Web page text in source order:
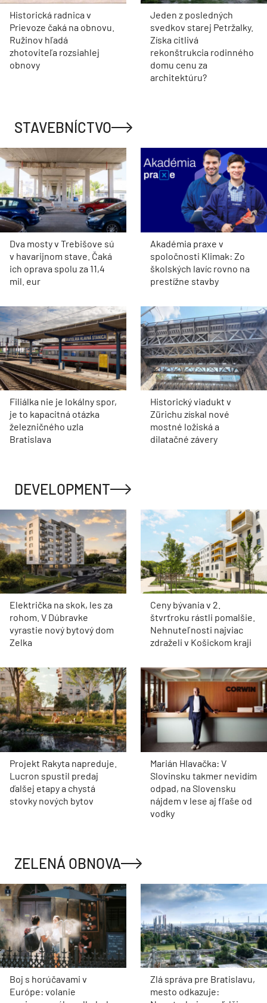
Historická radnica v
Prievoze čaká na obnovu.
Ružinov hľadá
zhotoviteľa rozsiahlej
obnovy
Jeden z posledných
svedkov starej Petržalky.
Získa citlivá
rekonštrukcia rodinného
domu cenu za
architektúru?
STAVEBNÍCTVO
Dva mosty v Trebišove sú
v havarijnom stave. Čaká
ich oprava spolu za 11,4
mil. eur
Akadémia praxe v
spoločnosti Klimak: Zo
školských lavíc rovno na
prestížne stavby
Filiálka nie je lokálny spor,
je to kapacitná otázka
železničného uzla
Bratislava
Historický viadukt v
Zürichu získal nové
mostné ložiská a
dilatačné závery
DEVELOPMENT
Električka na skok, les za
rohom. V Dúbravke
vyrastie nový bytový dom
Zelka
Ceny bývania v 2.
štvrťroku rástli pomalšie.
Nehnuteľnosti najviac
zdraželi v Košickom kraji
Projekt Rakyta napreduje.
Lucron spustil predaj
ďalšej etapy a chystá
stovky nových bytov
Marián Hlavačka: V
Slovinsku takmer nevidím
odpad, na Slovensku
nájdem v lese aj fľaše od
vodky
ZELENÁ OBNOVA
Boj s horúčavami v
Európe: volanie
Zlá správa pre Bratislavu,
mesto odkazuje: